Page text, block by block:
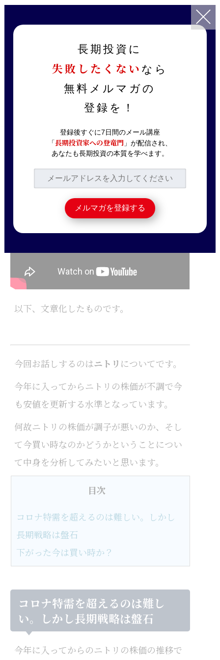
【ニトリ】年初来安値水準！買いか？
銘柄分析
【ニトリ】年初来安値
水準！買いか？
YouTubeに動画をアップロードしました！
以下、文章化したものです。
今回お話しするのはニトリ についてです。
今年に入ってからニトリの株価が不調で今
も安値を更新する水準となっています。
何故ニトリの株価が調子が悪いのか、そし
て今買い時なのかどうかということについ
て中身を分析してみたいと思います。
目次
コロナ特需を超えるのは難しい。しかし
長期戦略は盤石
下がった今は買い時か？
コロナ特需を超えるのは難し
い。しかし長期戦略は盤石
今年に入ってからのニトリの株価の推移で
長期投資に
失敗したくない なら
無料メルマガの
登録を！
登録後すぐに7日間のメール講座
「長期投資家への登竜門」が配信され、
あなたも長期投資の本質を学べます。